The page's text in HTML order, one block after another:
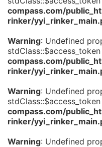
compass.com/
rinker/
Warning: Undefined
compass.com/
rinker/
Warning: Undefined
compass.com/
rinker/
Warning: Undefined